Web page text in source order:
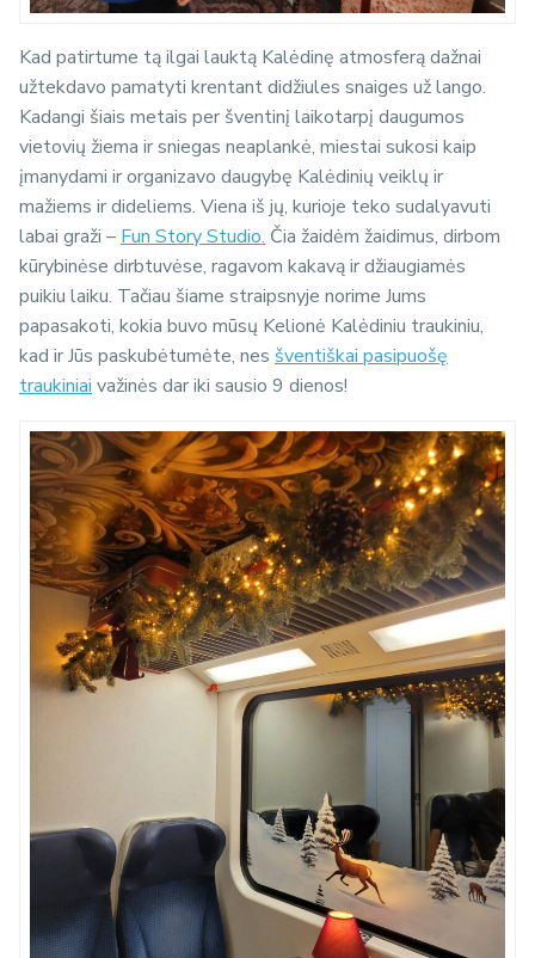
Kad patirtume tą ilgai lauktą Kalėdinę atmosferą dažnai
užtekdavo pamatyti krentant didžiules snaiges už lango.
Kadangi šiais metais per šventinį laikotarpį daugumos
vietovių žiema ir sniegas neaplankė, miestai sukosi kaip
įmanydami ir organizavo daugybę Kalėdinių veiklų ir
mažiems ir dideliems. Viena iš jų, kurioje teko sudalyavuti
labai graži – Fun Story Studio. Čia žaidėm žaidimus, dirbom
kūrybinėse dirbtuvėse, ragavom kakavą ir džiaugiamės
puikiu laiku. Tačiau šiame straipsnyje norime Jums
papasakoti, kokia buvo mūsų Kelionė Kalėdiniu traukiniu,
kad ir Jūs paskubėtumėte, nes šventiškai pasipuošę
traukiniai važinės dar iki sausio 9 dienos!